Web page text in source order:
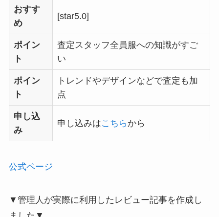
おすす
め
[star5.0]
ポイン
ト
査定スタッフ全員服への知識がすご
い
ポイン
ト
トレンドやデザインなどで査定も加
点
申し込
み
申し込みはこちら から
公式ページ
▼管理人が実際に利用したレビュー記事を作成し